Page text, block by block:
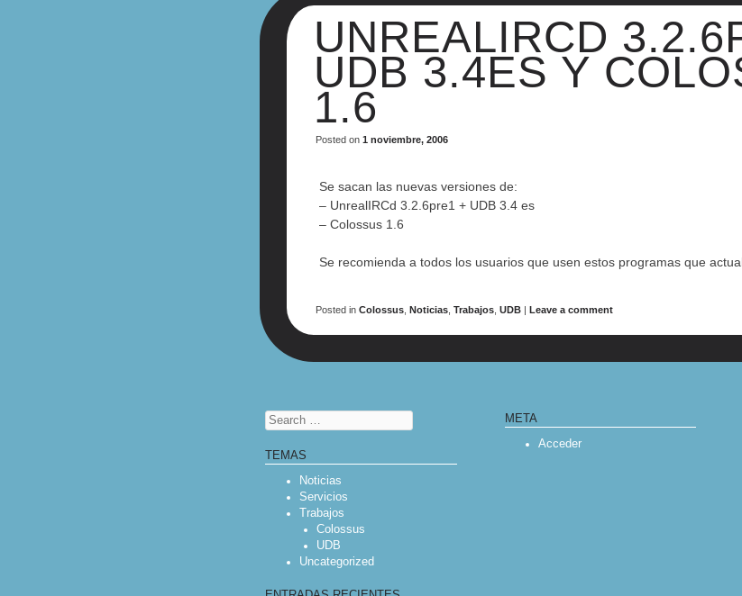
UNREALIRCD
UDB 3.4ES Y
1.6
Posted on1 noviembre, 2006
Se sacan las nuevas versiones de:
– UnrealIRCd 3.2.6pre1 + UDB 3.4 es
– Colossus 1.6
Se recomienda a todos los usuarios que usen estos programas que
Posted inColossus ,Noticias ,Trabajos ,UDB |Leave a comment
POST NAVIGATION
Search
TEMAS
Noticias
Servicios
Trabajos
Colossus
UDB
Uncategorized
META
Acceder